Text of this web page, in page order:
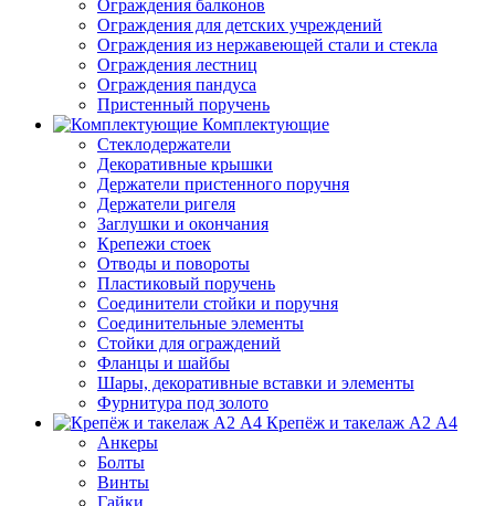
Ограждения балконов
Ограждения для детских учреждений
Ограждения из нержавеющей стали и стекла
Ограждения лестниц
Ограждения пандуса
Пристенный поручень
Комплектующие
Стеклодержатели
Декоративные крышки
Держатели пристенного поручня
Держатели ригеля
Заглушки и окончания
Крепежи стоек
Отводы и повороты
Пластиковый поручень
Соединители стойки и поручня
Соединительные элементы
Стойки для ограждений
Фланцы и шайбы
Шары, декоративные вставки и элементы
Фурнитура под золото
Крепёж и такелаж А2 А4
Анкеры
Болты
Винты
Гайки